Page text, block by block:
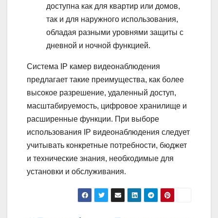
доступна как для квартир или домов,
так и для наружного использования,
обладая разными уровнями защиты с
дневной и ночной функцией.
Система IP камер видеонаблюдения
предлагает такие преимущества, как более
высокое разрешение, удаленный доступ,
масштабируемость, цифровое хранилище и
расширенные функции. При выборе
использования IP видеонаблюдения следует
учитывать конкретные потребности, бюджет
и технические знания, необходимые для
установки и обслуживания.